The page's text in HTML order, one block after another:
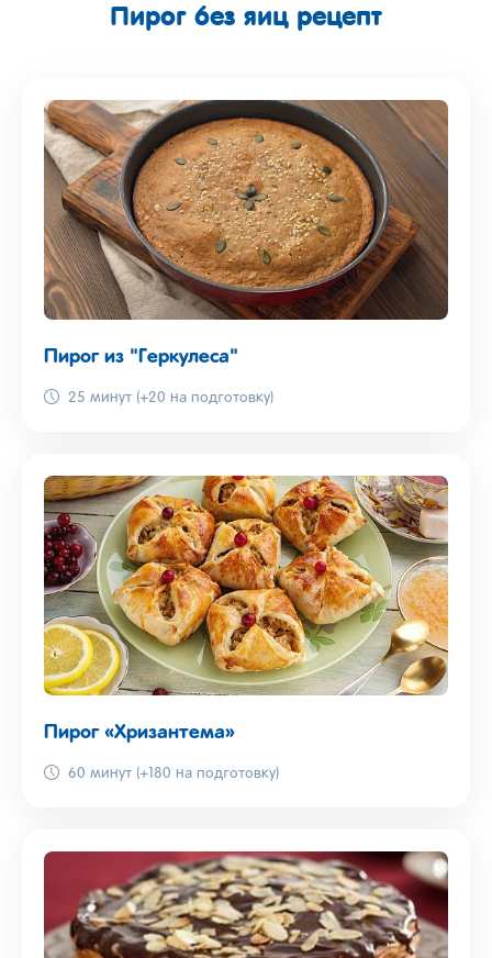
Пирог без яиц рецепт
Пирог из "Геркулеса"
25 минут (+20 на подготовку)
Пирог «Хризантема»
60 минут (+180 на подготовку)